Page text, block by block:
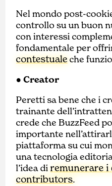
Nel mondo post-
controllo su un buon
con interessi
fondamentale per
contestualeche
● Creator
Peretti sa bene che i
trainante
crede che BuzzFeed
importante
piattaforma su cui
una tecnologia
l’idea diremunerare i
contributors.